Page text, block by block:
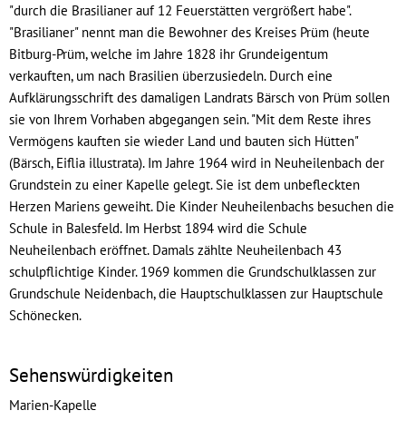
"durch die Brasilianer auf 12 Feuerstätten vergrößert habe".
"Brasilianer" nennt man die Bewohner des Kreises Prüm (heute
Bitburg-Prüm, welche im Jahre 1828 ihr Grundeigentum
verkauften, um nach Brasilien überzusiedeln. Durch eine
Aufklärungsschrift des damaligen Landrats Bärsch von Prüm sollen
sie von Ihrem Vorhaben abgegangen sein. "Mit dem Reste ihres
Vermögens kauften sie wieder Land und bauten sich Hütten"
(Bärsch, Eiflia illustrata). Im Jahre 1964 wird in Neuheilenbach der
Grundstein zu einer Kapelle gelegt. Sie ist dem unbefleckten
Herzen Mariens geweiht. Die Kinder Neuheilenbachs besuchen die
Schule in Balesfeld. Im Herbst 1894 wird die Schule
Neuheilenbach eröffnet. Damals zählte Neuheilenbach 43
schulpflichtige Kinder. 1969 kommen die Grundschulklassen zur
Grundschule Neidenbach, die Hauptschulklassen zur Hauptschule
Schönecken.
Sehenswürdigkeiten
Marien-Kapelle